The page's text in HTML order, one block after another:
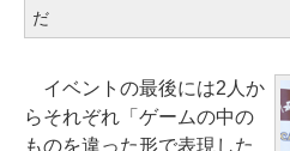
だ
イベントの最後には2人か
らそれぞれ「ゲームの中の
ものを違った形で表現した